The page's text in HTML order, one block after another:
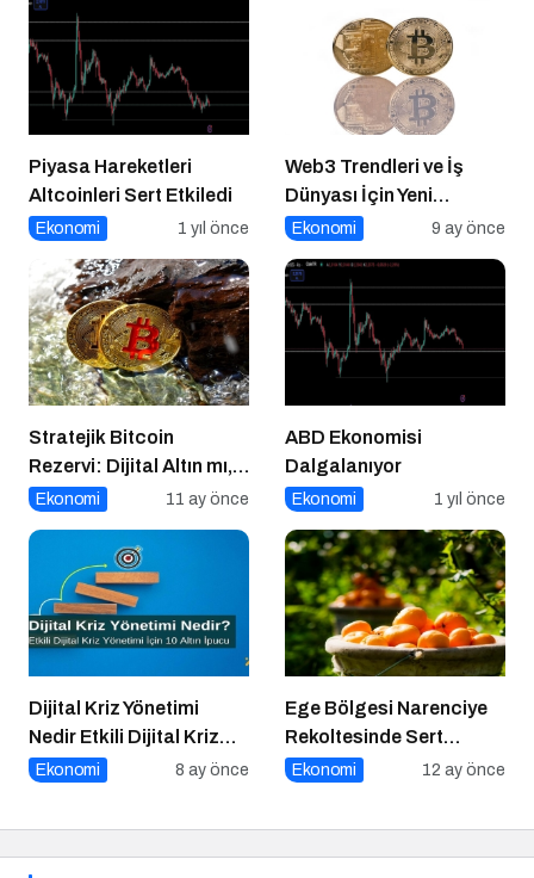
Piyasa Hareketleri
Altcoinleri Sert Etkiledi
Ekonomi 1 yıl önce
Web3 Trendleri ve İş
Dünyası İçin Yeni
Fırsatlar
Ekonomi 9 ay önce
Stratejik Bitcoin
Rezervi: Dijital Altın mı,
Riskli Bir Hamle mi?
Ekonomi 11 ay önce
ABD Ekonomisi
Dalgalanıyor
Ekonomi 1 yıl önce
Dijital Kriz Yönetimi
Nedir Etkili Dijital Kriz
Yönetimi için 10 Altın
Ekonomi 8 ay önce
Ege Bölgesi Narenciye
Rekoltesinde Sert
Düşüş: Üretim Yüzde 34
Ekonomi 12 ay önce